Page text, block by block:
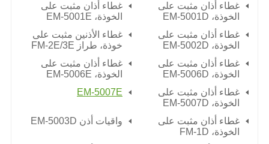
غطاء أذان مثبت على
الخوذة، EM-5001D
غطاء أذان مثبت على
الخوذة، EM-5001E
غطاء أذان مثبت على
الخوذة، EM-5002D
غطاء الأذنين مثبت على
خوذة، طراز FM-2E/3E
غطاء أذان مثبت على
الخوذة، EM-5006D
غطاء أذان مثبت على
الخوذة، EM-5006E
غطاء أذان مثبت على
الخوذة، EM-5007D
EM-5007E
غطاء أذان مثبت على
الخوذة، FM-1D
واقيات أذن EM-5003D